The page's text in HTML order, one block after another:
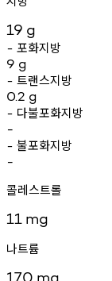
19 g
- 포화지방
9 g
- 트랜스지방
0.2 g
- 다불포화지방
-
- 불포화지방
-
콜레스트롤
11 mg
나트륨